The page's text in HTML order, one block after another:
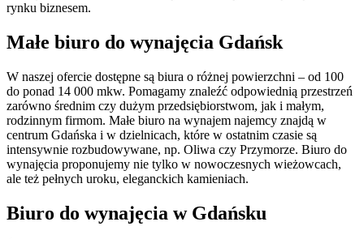
rynku biznesem.
Małe biuro do wynajęcia Gdańsk
W naszej ofercie dostępne są biura o różnej powierzchni – od 100
do ponad 14 000 mkw. Pomagamy znaleźć odpowiednią przestrzeń
zarówno średnim czy dużym przedsiębiorstwom, jak i małym,
rodzinnym firmom. Małe biuro na wynajem najemcy znajdą w
centrum Gdańska i w dzielnicach, które w ostatnim czasie są
intensywnie rozbudowywane, np. Oliwa czy Przymorze. Biuro do
wynajęcia proponujemy nie tylko w nowoczesnych wieżowcach,
ale też pełnych uroku, eleganckich kamieniach.
Biuro do wynajęcia w Gdańsku